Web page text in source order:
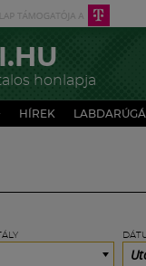
honlapja
HÍREK